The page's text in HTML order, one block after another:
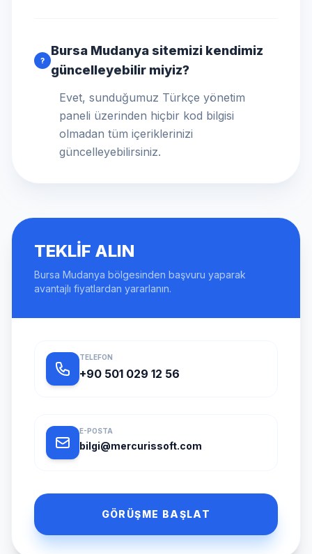
?
Bursa Mudanya sitemizi kendimiz
güncelleyebilir miyiz?
Evet, sunduğumuz Türkçe yönetim
paneli üzerinden hiçbir kod bilgisi
olmadan tüm içeriklerinizi
güncelleyebilirsiniz.
TEKLIF ALIN
Bursa Mudanya bölgesinden başvuru yaparak
avantajlı fiyatlardan yararlanın.
TELEFON
+90 501 029 12 56
E-POSTA
bilgi@mercurissoft.com
GÖRÜŞME BAŞLAT